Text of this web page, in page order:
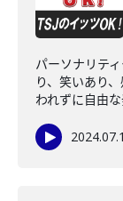
パーソナリテ
り、笑いあり
われずに自由